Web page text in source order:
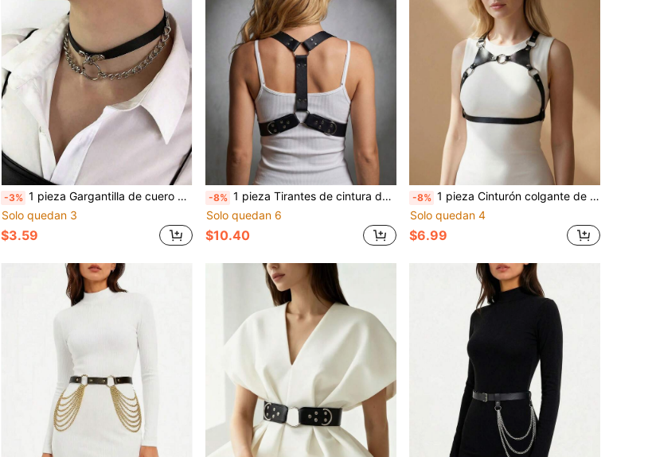
-3% 1 pieza Gargantilla de cuero PU para mujer, estilo cinturón de moda, joyería punk con cadenas, gargantilla de clavícula, cadena de cuello rock, joyería de novia, Halloween
Solo quedan 3
$3.59
-8% 1 pieza Tirantes de cintura de cuero PU para mujer, accesorios de ropa gótica, para uso diario
Solo quedan 6
$10.40
-8% 1 pieza Cinturón colgante de cuello de estilo gótico de piel sintética de moda para mujer, accesorio de vestir casual para uso en vacaciones
Solo quedan 4
$6.99